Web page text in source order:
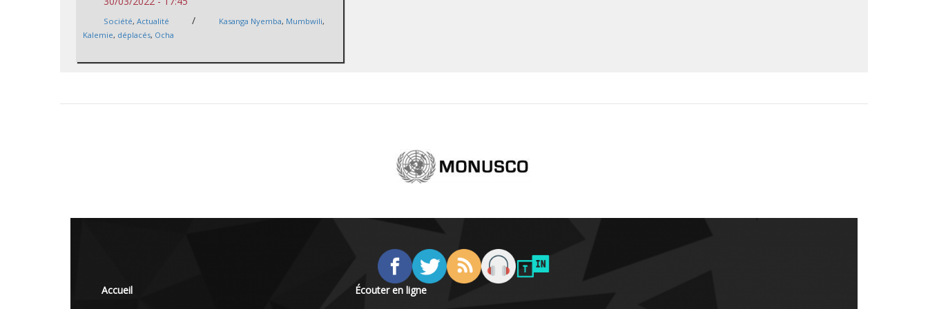
Société,Actualité / Kasanga Nyemba, Mumbwili,
Kalemie, déplacés, Ocha
Accueil Écouter en ligne